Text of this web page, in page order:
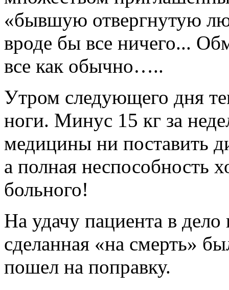
«бывшую отвергнутую
вроде бы все ничего...
все как обычно…..
Утром следующего дня
ноги. Минус 15 кг за
медицины ни поставить
а полная неспособность
больного!
На удачу пациента в
сделанная «на смерть»
пошел на поправку.